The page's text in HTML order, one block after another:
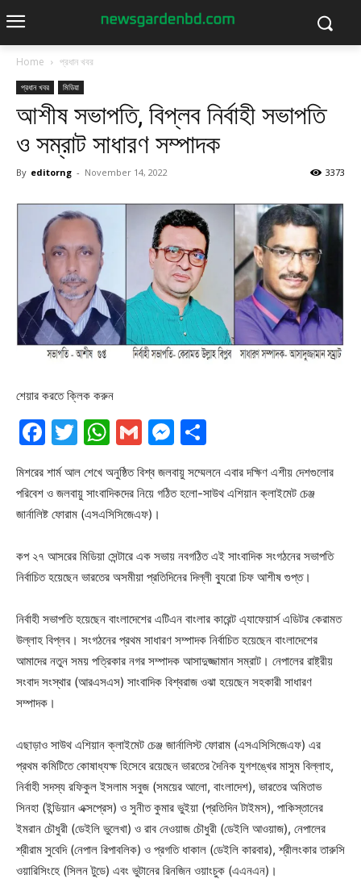
Home প্রধান খবর
প্রধান খবর মিডিয়া
আশীষ সভাপতি, বিপ্লব নির্বাহী সভাপতি
ও সম্রাট সাধারণ সম্পাদক
By editorng - November 14, 2022 3373
শেয়ার করতে ক্লিক করুন
Facebook
Twitter
WhatsApp
GmailMessenger
মিশরের শার্ম আল শেখে অনুষ্ঠিত বিশ্ব জলবায়ু সম্মেলনে এবার দক্ষিণ এশীয় দেশগুলোর
পরিবেশ ও জলবায়ু সাংবাদিকদের নিয়ে গঠিত হলো-সাউথ এশিয়ান ক্লাইমেট চেঞ্জ
জার্নালিষ্ট ফোরাম (এসএসিসিজেএফ)।
কপ ২৭ আসরের মিডিয়া সেন্টারে এক সভায় নবগঠিত এই সাংবাদিক সংগঠনের সভাপতি
নির্বাচিত হয়েছেন ভারতের অসমীয়া প্রতিদিনের দিল্লী ব্যুরো চিফ আশীষ গুপ্ত।
নির্বাহী সভাপতি হয়েছেন বাংলাদেশের এটিএন বাংলার কারেন্ট এ্যাফেয়ার্স এডিটর কেরামত
উল্লাহ বিপ্লব। সংগঠনের প্রথম সাধারণ সম্পাদক নির্বাচিত হয়েছেন বাংলাদেশের
আমাদের নতুন সময় পত্রিকার নগর সম্পাদক আসাদুজ্জামান সম্রাট। নেপালের রাষ্ট্রীয়
সংবাদ সংস্থার (আরএসএস) সাংবাদিক বিশ্বরাজ ওঝা হয়েছেন সহকারী সাধারণ
সম্পাদক।
এছাড়াও সাউথ এশিয়ান ক্লাইমেট চেঞ্জ জার্নালিস্ট ফোরাম (এসএসিসিজেএফ) এর
প্রথম কমিটিতে কোষাধ্যক্ষ হিসেবে রয়েছেন ভারতের দৈনিক যুগশঙ্খের মাসুম বিল্লাহ,
নির্বাহী সদস্য রফিকুল ইসলাম সবুজ (সময়ের আলো, বাংলাদেশ), ভারতের অমিতাভ
সিনহা (ইন্ডিয়ান এক্সপ্রেস) ও সুনীত কুমার ভুইয়া (প্রতিদিন টাইমস), পাকিস্তানের
ইমরান চৌধুরী (ডেইলি ভুলেখা) ও রাব নেওয়াজ চৌধুরী (ডেইলি আওয়াজ), নেপালের
শ্রীরাম সুবেদি (নেপাল রিপাবলিক) ও প্রগতি ধাকাল (ডেইলি কারবার), শ্রীলংকার তারুসি
ওয়ারিসিংহে (সিলন টুডে) এবং ভুটানের রিনজিন ওয়াংচুক (এএনএন)।